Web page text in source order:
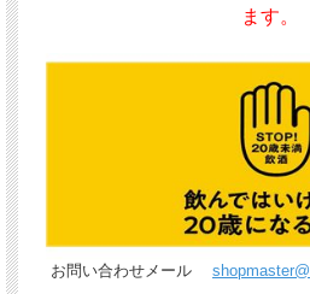
ます。
お問い合わせメール